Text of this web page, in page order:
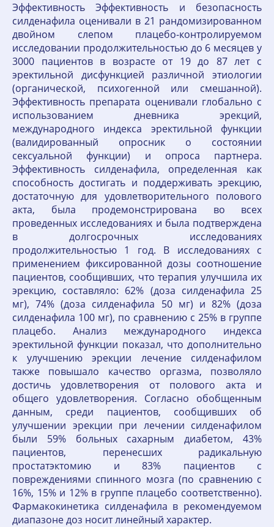
Эффективность Эффективность и безопасность
силденафила оценивали в 21 рандомизированном
двойном слепом плацебо-контролируемом
исследовании продолжительностью до 6 месяцев у
3000 пациентов в возрасте от 19 до 87 лет с
эректильной дисфункцией различной этиологии
(органической, психогенной или смешанной).
Эффективность препарата оценивали глобально с
использованием дневника эрекций,
международного индекса эректильной функции
(валидированный опросник о состоянии
сексуальной функции) и опроса партнера.
Эффективность силденафила, определенная как
способность достигать и поддерживать эрекцию,
достаточную для удовлетворительного полового
акта, была продемонстрирована во всех
проведенных исследованиях и была подтверждена
в долгосрочных исследованиях
продолжительностью 1 год. В исследованиях с
применением фиксированной дозы соотношение
пациентов, сообщивших, что терапия улучшила их
эрекцию, составляло: 62% (доза силденафила 25
мг), 74% (доза силденафила 50 мг) и 82% (доза
силденафила 100 мг), по сравнению с 25% в группе
плацебо. Анализ международного индекса
эректильной функции показал, что дополнительно
к улучшению эрекции лечение силденафилом
также повышало качество оргазма, позволяло
достичь удовлетворения от полового акта и
общего удовлетворения. Согласно обобщенным
данным, среди пациентов, сообщивших об
улучшении эрекции при лечении силденафилом
были 59% больных сахарным диабетом, 43%
пациентов, перенесших радикальную
простатэктомию и 83% пациентов с
повреждениями спинного мозга (по сравнению с
16%, 15% и 12% в группе плацебо соответственно).
Фармакокинетика силденафила в рекомендуемом
диапазоне доз носит линейный характер.